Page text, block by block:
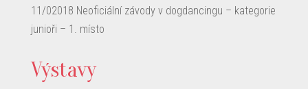
11/02018 Neoficiální závody v dogdancingu – kategorie
junioři – 1. místo
Výstavy